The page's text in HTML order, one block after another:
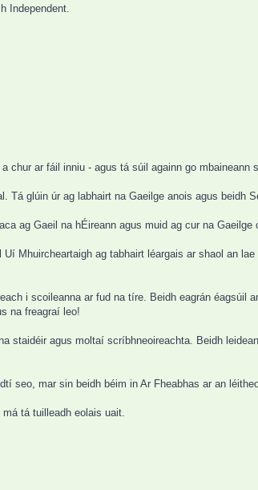
Independent.
chur ar fáil inniu - agus tá súil againn go mbaineann
Tá glúin úr ag labhairt na Gaeilge anois agus beidh
ag Gaeil na hÉireann agus muid ag cur na Gaeilge
Mhuircheartaigh ag tabhairt léargais ar shaol an
i scoileanna ar fud na tíre. Beidh eagrán éagsúil
na freagraí leo!
staidéir agus moltaí scríbhneoireachta. Beidh
seo, mar sin beidh béim in Ar Fheabhas ar an
tá tuilleadh eolais uait.